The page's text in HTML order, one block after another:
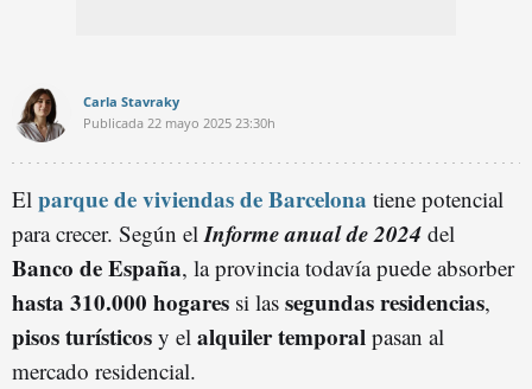
Carla Stavraky
Publicada 22 mayo 2025 23:30h
El parque de viviendas de Barcelona tiene potencial
para crecer. Según elInforme anual de 2024 del
Banco de España, la provincia todavía puede absorber
hasta 310.000 hogares si las segundas residencias,
pisos turísticos y el alquiler temporal pasan al
mercado residencial.